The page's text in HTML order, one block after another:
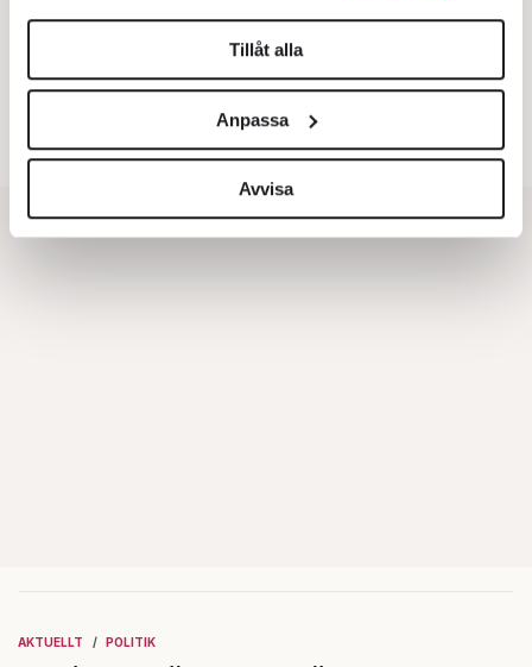
helst från cookie-förklaringen.
Vi använder enhetsidentifierare för att anpassa innehållet
för sociala medier och analysera vår trafik. Vi
vidarebefordrar även sådana identifierare och annan
information från din enhet till de sociala medier och
annons- och analysföretag som vi samarbetar med.
Tillåt alla
Anpassa
Avvisa
och lättad”
Högsta domstolen river upp
hovrättens dom och friar
Bonnesen från alla
brottsmisstankar.
Av: TT•
AKTUELLT POLITIK